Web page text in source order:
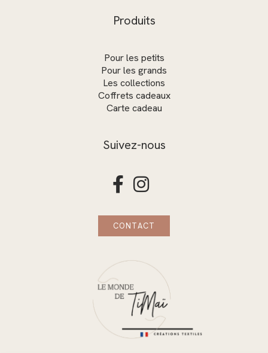
Produits
Pour les petits
Pour les grands
Les collections
Coffrets cadeaux
Carte cadeau
Suivez-nous
 
CONTACT